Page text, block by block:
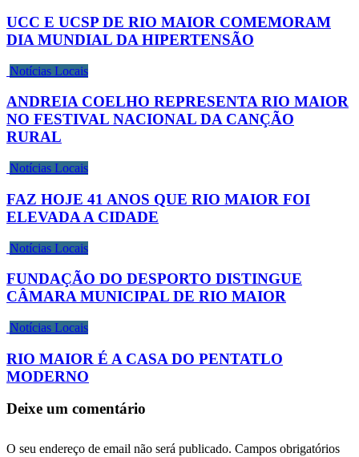
UCC E UCSP DE RIO MAIOR COMEMORAM
DIA MUNDIAL DA HIPERTENSÃO
Notícias Locais
ANDREIA COELHO REPRESENTA RIO MAIOR
NO FESTIVAL NACIONAL DA CANÇÃO
RURAL
Notícias Locais
FAZ HOJE 41 ANOS QUE RIO MAIOR FOI
ELEVADA A CIDADE
Notícias Locais
FUNDAÇÃO DO DESPORTO DISTINGUE
CÂMARA MUNICIPAL DE RIO MAIOR
Notícias Locais
RIO MAIOR É A CASA DO PENTATLO
MODERNO
Deixe um comentário
O seu endereço de email não será publicado. Campos obrigatórios